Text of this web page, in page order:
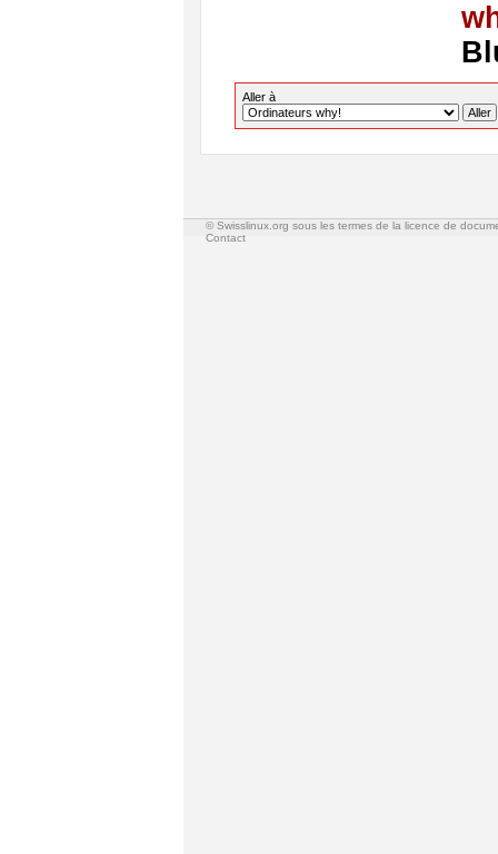
Aller à
© Swisslinux.org sous les termes de la licence de
Contact